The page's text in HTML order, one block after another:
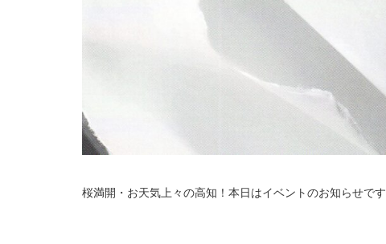
桜満開・お天気上々の高知！本日はイベントのお知らせです